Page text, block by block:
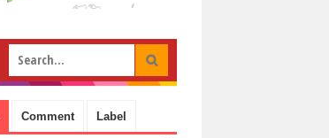
Comment Label